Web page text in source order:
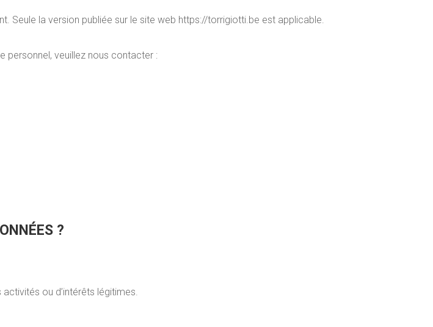
Seule la version publiée sur le site web https://torrigiotti.be est applicable.
personnel, veuillez nous contacter :
?
ou d’intérêts légitimes.